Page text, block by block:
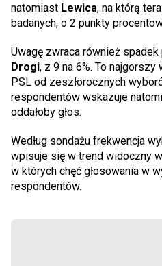
natomiast Lewica, na którą
badanych, o 2 punkty
Uwagę zwraca również spadek
Drogi, z 9 na 6%. To
PSL od zeszłorocznych
respondentów wskazuje
oddałoby głos.
Według sondażu frekwencja
wpisuje się w trend widoczny
w których chęć głosowania w
respondentów.